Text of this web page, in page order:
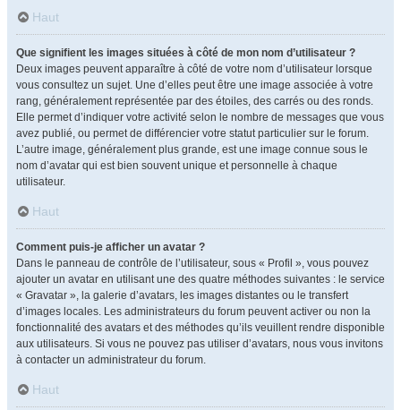
Haut
Que signifient les images situées à côté de mon nom d’utilisateur ?
Deux images peuvent apparaître à côté de votre nom d’utilisateur lorsque
vous consultez un sujet. Une d’elles peut être une image associée à votre
rang, généralement représentée par des étoiles, des carrés ou des ronds.
Elle permet d’indiquer votre activité selon le nombre de messages que vous
avez publié, ou permet de différencier votre statut particulier sur le forum.
L’autre image, généralement plus grande, est une image connue sous le
nom d’avatar qui est bien souvent unique et personnelle à chaque
utilisateur.
Haut
Comment puis-je afficher un avatar ?
Dans le panneau de contrôle de l’utilisateur, sous « Profil », vous pouvez
ajouter un avatar en utilisant une des quatre méthodes suivantes : le service
« Gravatar », la galerie d’avatars, les images distantes ou le transfert
d’images locales. Les administrateurs du forum peuvent activer ou non la
fonctionnalité des avatars et des méthodes qu’ils veuillent rendre disponible
aux utilisateurs. Si vous ne pouvez pas utiliser d’avatars, nous vous invitons
à contacter un administrateur du forum.
Haut